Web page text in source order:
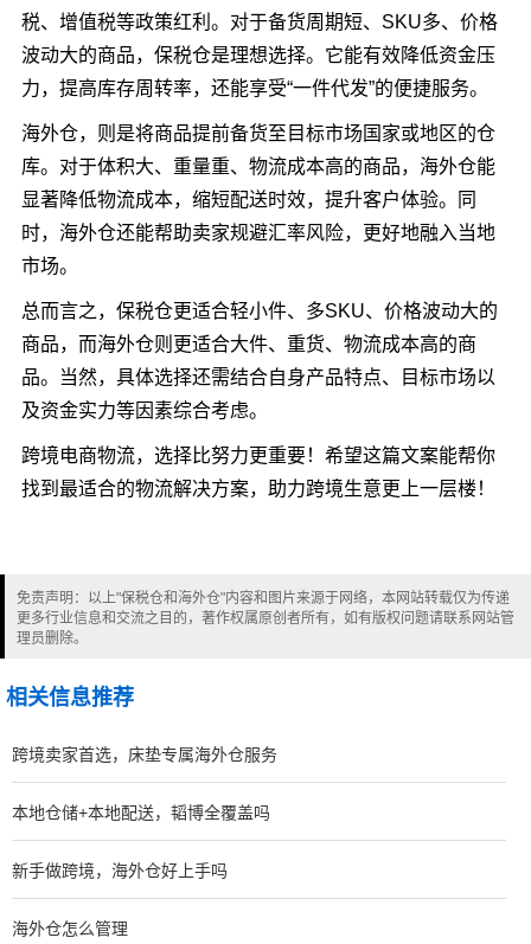
税、增值税等政策红利。对于备货周期短、SKU多、价格
波动大的商品，保税仓是理想选择。它能有效降低资金压
力，提高库存周转率，还能享受“一件代发”的便捷服务。
海外仓，则是将商品提前备货至目标市场国家或地区的仓
库。对于体积大、重量重、物流成本高的商品，海外仓能
显著降低物流成本，缩短配送时效，提升客户体验。同
时，海外仓还能帮助卖家规避汇率风险，更好地融入当地
市场。
总而言之，保税仓更适合轻小件、多SKU、价格波动大的
商品，而海外仓则更适合大件、重货、物流成本高的商
品。当然，具体选择还需结合自身产品特点、目标市场以
及资金实力等因素综合考虑。
跨境电商物流，选择比努力更重要！希望这篇文案能帮你
找到最适合的物流解决方案，助力跨境生意更上一层楼！
免责声明：以上"保税仓和海外仓"内容和图片来源于网络，本网站转载仅为传递
更多行业信息和交流之目的，著作权属原创者所有，如有版权问题请联系网站管
理员删除。
相关信息推荐
跨境卖家首选，床垫专属海外仓服务
本地仓储+本地配送，韬博全覆盖吗
新手做跨境，海外仓好上手吗
海外仓怎么管理